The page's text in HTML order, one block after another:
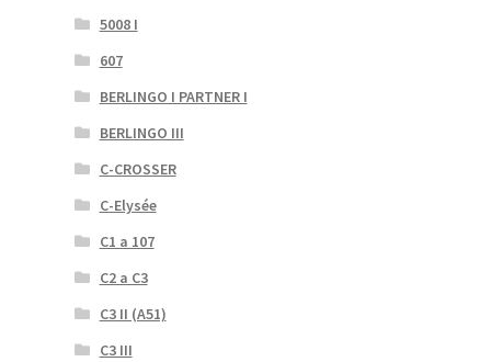
5008 I
607
BERLINGO I PARTNER I
BERLINGO III
C-CROSSER
C-Elysée
C1 a 107
C2 a C3
C3 II (A51)
C3 III